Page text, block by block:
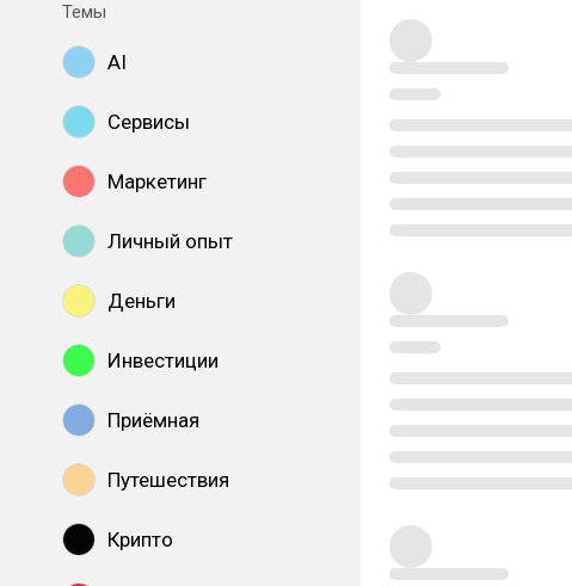
Темы
AI
Сервисы
Маркетинг
Личный опыт
Деньги
Инвестиции
Приёмная
Путешествия
Крипто